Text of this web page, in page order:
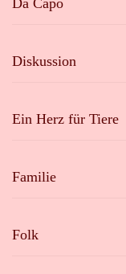
Da Capo
Diskussion
Ein Herz für Tiere
Familie
Folk